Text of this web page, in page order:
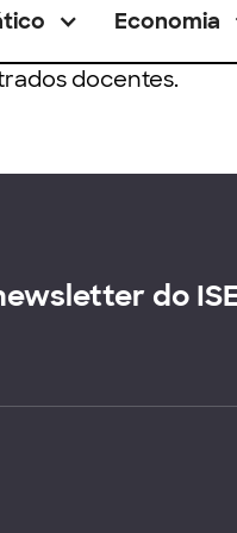
Economia
docentes.
do